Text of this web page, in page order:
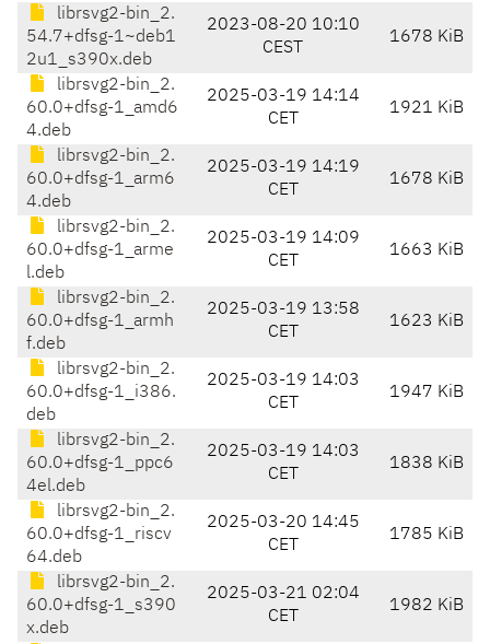
librsvg2-bin_2.
54.7+dfsg-1~deb1
2u1_s390x.deb
2023-08-20 10:10
CEST
1678 KiB
librsvg2-bin_2.
60.0+dfsg-1_amd6
4.deb
2025-03-19 14:14
CET
1921 KiB
librsvg2-bin_2.
60.0+dfsg-1_arm6
4.deb
2025-03-19 14:19
CET
1678 KiB
librsvg2-bin_2.
60.0+dfsg-1_arme
l.deb
2025-03-19 14:09
CET
1663 KiB
librsvg2-bin_2.
60.0+dfsg-1_armh
f.deb
2025-03-19 13:58
CET
1623 KiB
librsvg2-bin_2.
60.0+dfsg-1_i386.
deb
2025-03-19 14:03
CET
1947 KiB
librsvg2-bin_2.
60.0+dfsg-1_ppc6
4el.deb
2025-03-19 14:03
CET
1838 KiB
librsvg2-bin_2.
60.0+dfsg-1_riscv
64.deb
2025-03-20 14:45
CET
1785 KiB
librsvg2-bin_2.
60.0+dfsg-1_s390
x.deb
2025-03-21 02:04
CET
1982 KiB